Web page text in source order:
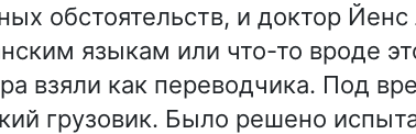
обстоятельств, и доктор
языкам или что-то вроде
взяли как переводчика. Под
грузовик. Было решено